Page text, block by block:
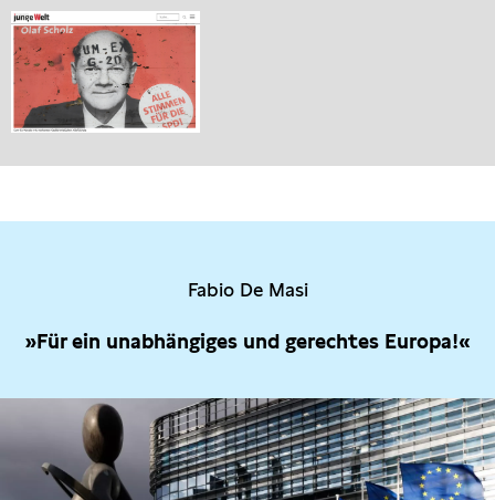
Fabio De Masi
»Für ein unabhängiges und gerechtes Europa!«